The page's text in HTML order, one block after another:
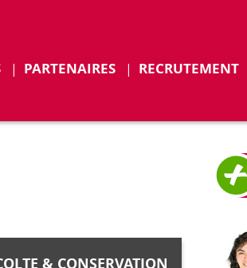
Déplier
PARTENAIRES RECRUTEMENT
& CONSERVATION